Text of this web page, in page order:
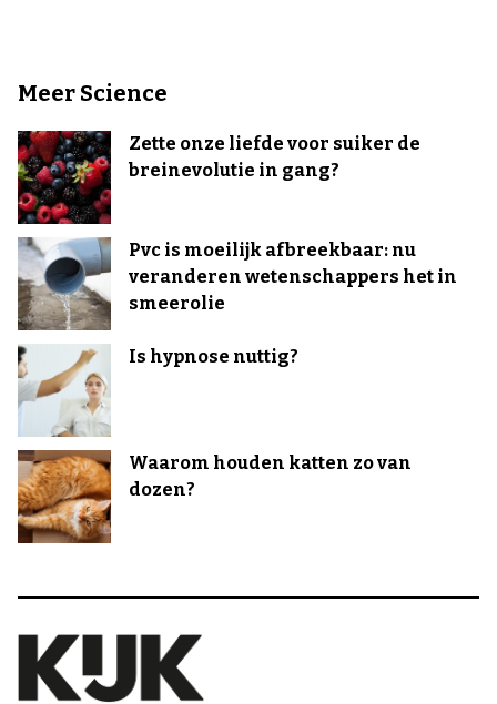
Meer Science
Zette onze liefde voor suiker de
breinevolutie in gang?
Pvc is moeilijk afbreekbaar: nu
veranderen wetenschappers het in
smeerolie
Is hypnose nuttig?
Waarom houden katten zo van
dozen?